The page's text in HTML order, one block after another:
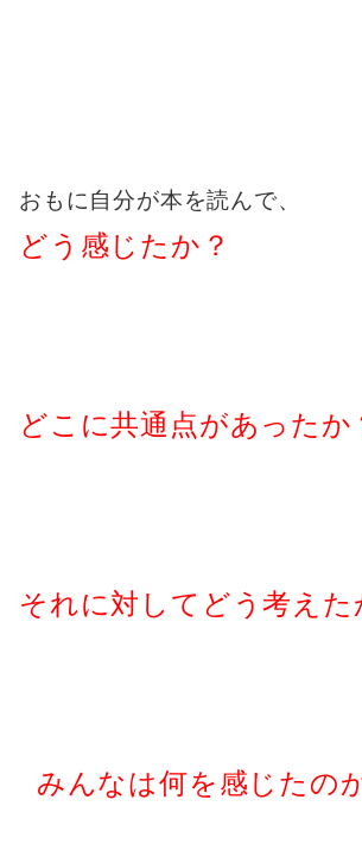
おもに自分が本を読んで、
どう感じたか？
どこに共通点があったか
それに対してどう考えた
みんなは何を感じたの